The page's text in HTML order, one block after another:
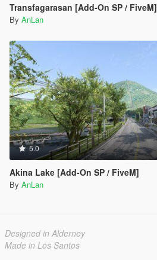
Transfagarasan [Add-On SP / FiveM]
By AnLan
5.0
Akina Lake [Add-On SP / FiveM]
By AnLan
Designed in Alderney
Made in Los Santos